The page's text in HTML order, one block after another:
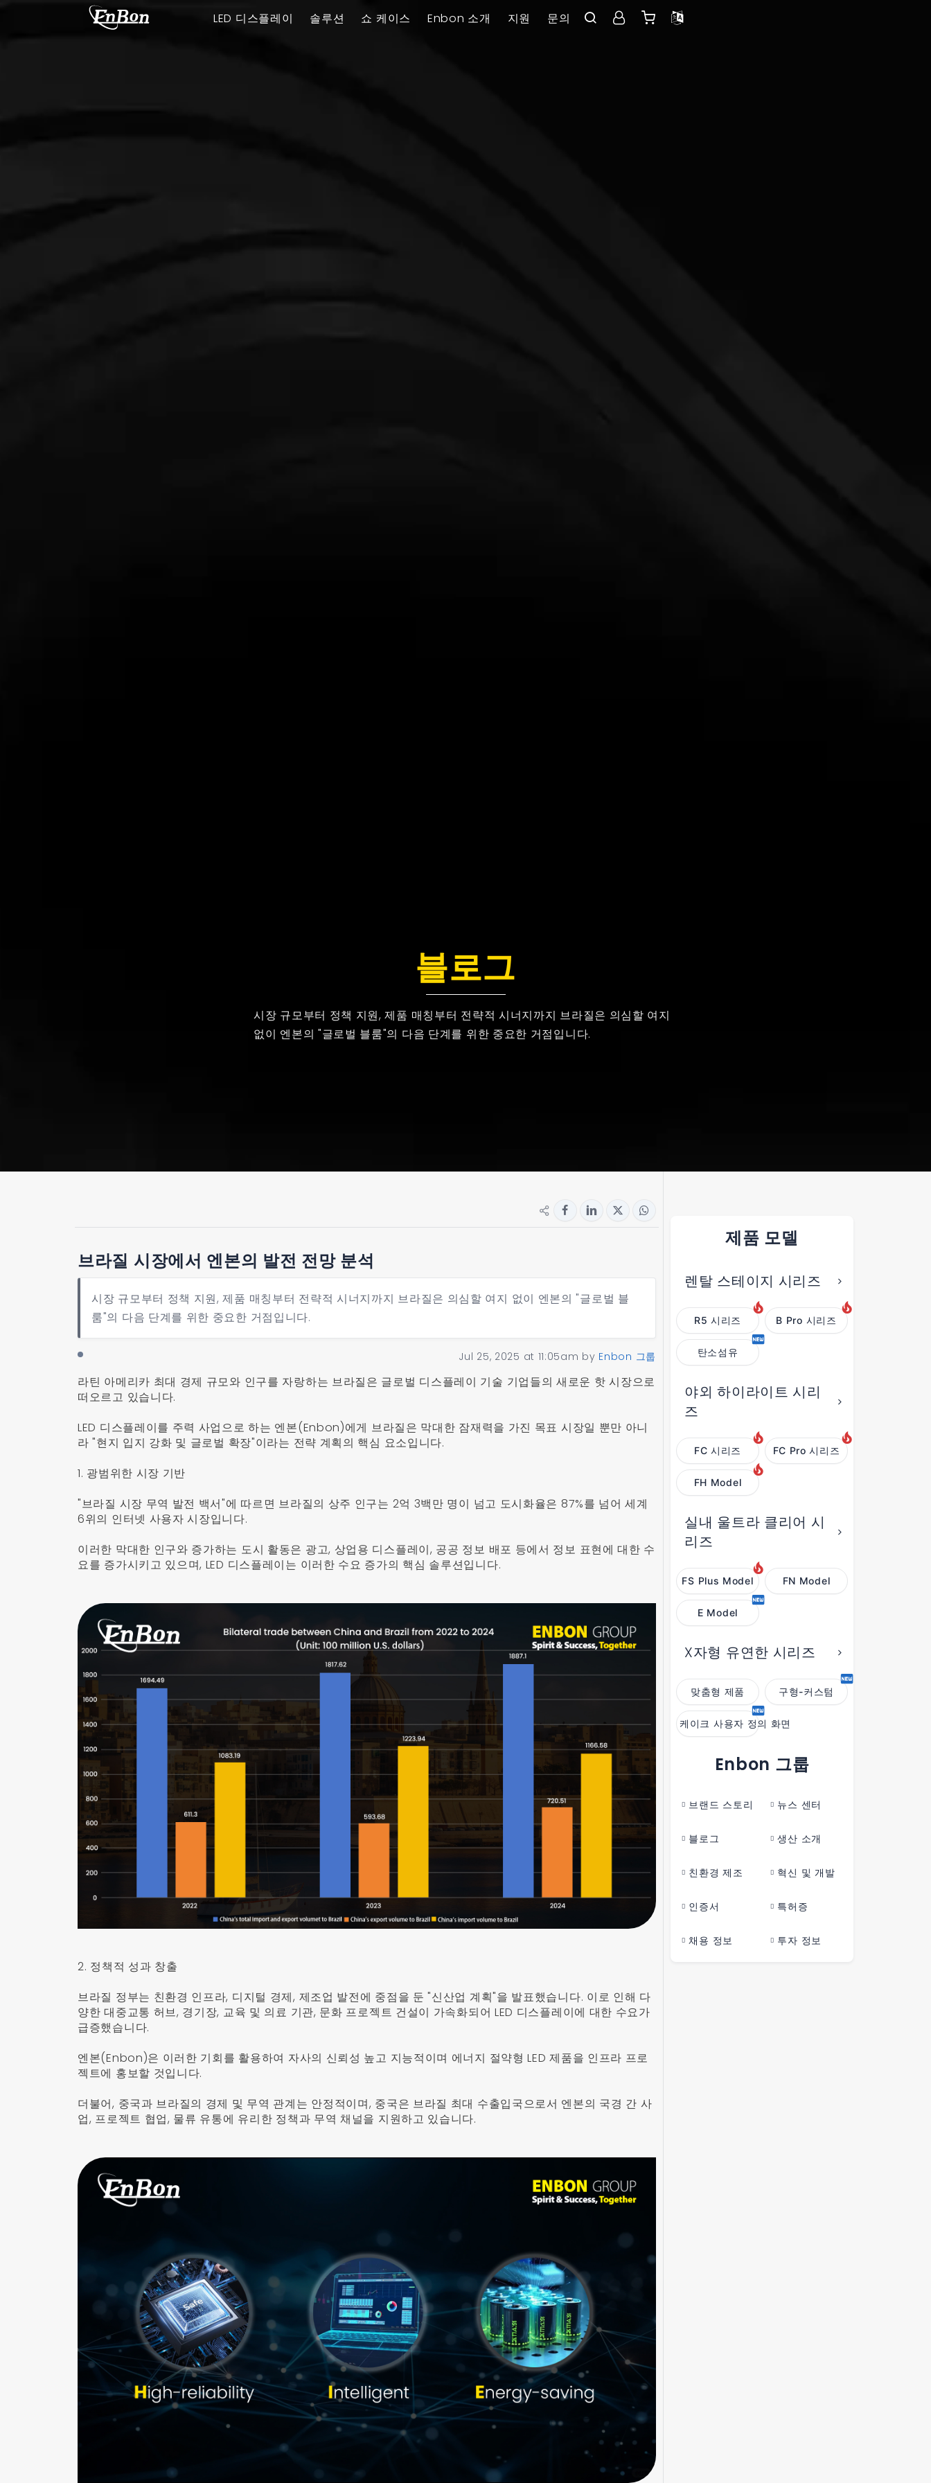
LED 디스플레이 솔루션 쇼 케이스 Enbon 소개 지원 문의
블로그
시장 규모부터 정책 지원, 제품 매칭부터 전략적 시너지까지 브라질은 의심할 여지
없이 엔본의 "글로벌 블룸"의 다음 단계를 위한 중요한 거점입니다.
브라질 시장에서 엔본의 발전 전망 분석
시장 규모부터 정책 지원, 제품 매칭부터 전략적 시너지까지 브라질은 의심할 여지 없이 엔본의 "글로벌 블
룸"의 다음 단계를 위한 중요한 거점입니다.
Jul 25, 2025 at 11:05am by Enbon 그룹
라틴 아메리카 최대 경제 규모와 인구를 자랑하는 브라질은 글로벌 디스플레이 기술 기업들의 새로운 핫 시장으로
떠오르고 있습니다.
LED 디스플레이를 주력 사업으로 하는 엔본(Enbon)에게 브라질은 막대한 잠재력을 가진 목표 시장일 뿐만 아니
라 "현지 입지 강화 및 글로벌 확장"이라는 전략 계획의 핵심 요소입니다.
1. 광범위한 시장 기반
"브라질 시장 무역 발전 백서"에 따르면 브라질의 상주 인구는 2억 3백만 명이 넘고 도시화율은 87%를 넘어 세계
6위의 인터넷 사용자 시장입니다.
이러한 막대한 인구와 증가하는 도시 활동은 광고, 상업용 디스플레이, 공공 정보 배포 등에서 정보 표현에 대한 수
요를 증가시키고 있으며, LED 디스플레이는 이러한 수요 증가의 핵심 솔루션입니다.
2. 정책적 성과 창출
브라질 정부는 친환경 인프라, 디지털 경제, 제조업 발전에 중점을 둔 "신산업 계획"을 발표했습니다. 이로 인해 다
양한 대중교통 허브, 경기장, 교육 및 의료 기관, 문화 프로젝트 건설이 가속화되어 LED 디스플레이에 대한 수요가
급증했습니다.
엔본(Enbon)은 이러한 기회를 활용하여 자사의 신뢰성 높고 지능적이며 에너지 절약형 LED 제품을 인프라 프로
젝트에 홍보할 것입니다.
더불어, 중국과 브라질의 경제 및 무역 관계는 안정적이며, 중국은 브라질 최대 수출입국으로서 엔본의 국경 간 사
업, 프로젝트 협업, 물류 유통에 유리한 정책과 무역 채널을 지원하고 있습니다.
제품 모델
렌탈 스테이지 시리즈
R5 시리즈 B Pro 시리즈
탄소섬유
야외 하이라이트 시리
즈
FC 시리즈 FC Pro 시리즈
FH Model
실내 울트라 클리어 시
리즈
FS Plus Model FN Model
E Model
X자형 유연한 시리즈
맞춤형 제품 구형-커스텀
케이크 사용자 정의 화면
Enbon 그룹
브랜드 스토리 뉴스 센터
블로그 생산 소개
친환경 제조 혁신 및 개발
인증서 특허증
채용 정보 투자 정보